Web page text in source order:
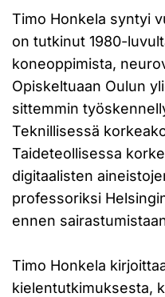
Timo Honkela syntyi
on tutkinut 1980-
koneoppimista,
Opiskeltuaan Oulun
sittemmin
Teknillisessä
Taideteollisessa
digitaalisten
professoriksi
ennen
Timo Honkela
kielentutkimuksesta,